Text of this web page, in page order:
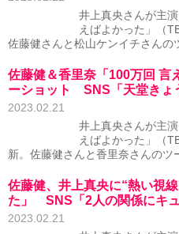
井上真央さんが主
えばよかった」（
佐藤健さんと松山ケンイチさんの
佐藤健＆香里奈「100万回 言
ーショット SNS「天堂きょ
2023.02.21
井上真央さんが主
えばよかった」（
新。佐藤健さんと香里奈さんのツ
佐藤健、井上真央に“熱い視
た」 SNS「2人の関係にキュ
2023.02.21